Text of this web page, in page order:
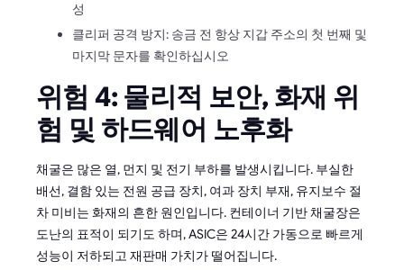
성
클리퍼 공격 방지: 송금 전 항상 지갑 주소의 첫 번째 및
마지막 문자를 확인하십시오
위험 4: 물리적 보안, 화재 위
험 및 하드웨어 노후화
채굴은 많은 열, 먼지 및 전기 부하를 발생시킵니다. 부실한
배선, 결함 있는 전원 공급 장치, 여과 장치 부재, 유지보수 절
차 미비는 화재의 흔한 원인입니다. 컨테이너 기반 채굴장은
도난의 표적이 되기도 하며, ASIC은 24시간 가동으로 빠르게
성능이 저하되고 재판매 가치가 떨어집니다.